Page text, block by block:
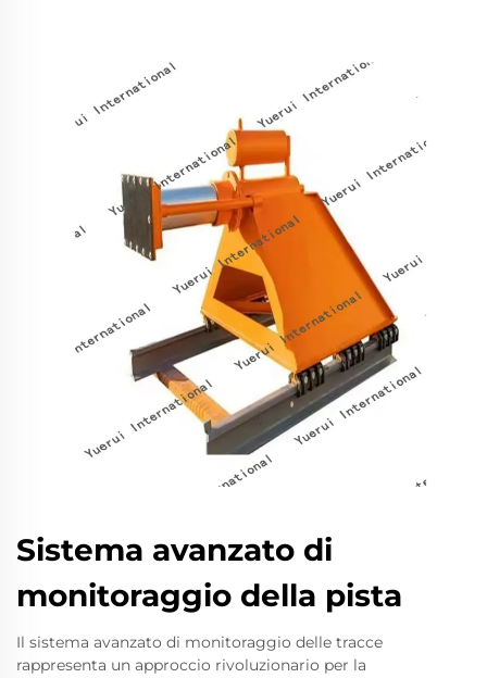
Sistema avanzato di
monitoraggio della pista
Il sistema avanzato di monitoraggio delle tracce
rappresenta un approccio rivoluzionario per la